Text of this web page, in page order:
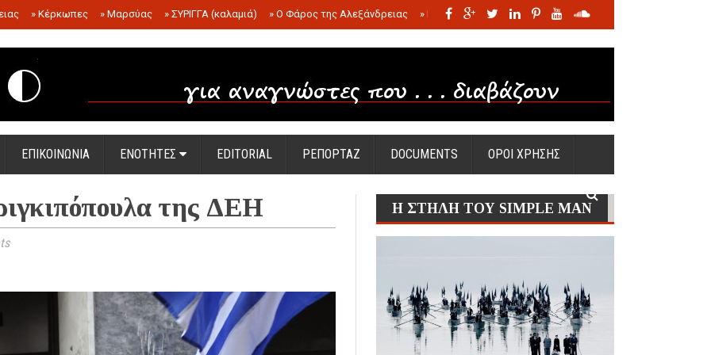
» Κέρκωπες » Μαρσύας » ΣΥΡΙΓΓΑ (καλαμιά) » Ο Φάρος της Αλεξάνδρειας » Η σφαγή των νηπίων της Σάντας
.
ΕΠΙΚΟΙΝΩΝΙΑ ΕΝΟΤΗΤΕΣ EDITORIAL ΡΕΠΟΡΤΑΖ DOCUMENTS ΟΡΟΙ ΧΡΗΣΗΣ
της ΔΕΗ Η ΣΤΗΛΗ ΤΟΥ SIMPLE MAN